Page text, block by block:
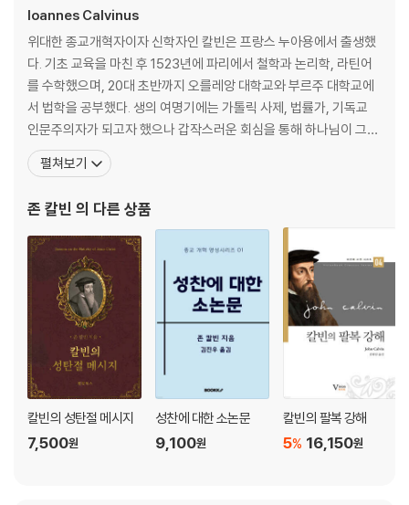
4. 그리스도를 믿는 믿음은 성령의 주요한 작품임
제2장 믿음: 그 정의를 내리고 그 속성을 설명함
De fide: ubi et definitio eius ponitur, et explicantur quae habet
propria
1. 하나님을 믿는 믿음의 대상이신 그리스도
3. 단지 불명확하기만 한 믿음은 없으며 그것은 믿음이 아님
5. 단지 믿음의 준비에 불과한 듯하나 지식이 없지 않은 참된 믿음
6. 말씀을 믿음
7. 그리스도 안에서 하나님의 선하심을 아는 지식에 기초한 믿음
8. 로마 가톨릭이 고안한 ‘형성된 믿음’과 ‘형성되지 않은 믿음’의 허구
9. 사랑이 없는 믿음은 없다
10. 믿음이 아니라 단지 믿음의 모상에 불과한 것
11. 유기된 자들의 일시적인 믿음
12. 곧 사라지고 마는 거짓 믿음
13. 믿음의 여러 의미
15. 확신으로부터 태어나는 믿음
16. 믿음에 따르는 평정
Ioannes Calvinus
위대한 종교개혁자이자 신학자인 칼빈은 프랑스 누아용에서 출생했
다. 기초 교육을 마친 후 1523년에 파리에서 철학과 논리학, 라틴어
를 수학했으며, 20대 초반까지 오를레앙 대학교와 부르주 대학교에
서 법학을 공부했다. 생의 여명기에는 가톨릭 사제, 법률가, 기독교
인문주의자가 되고자 했으나 갑작스러운 회심을 통해 하나님이 그의
마음을 바꾸신 이후부터는 오직 성경만을 유일한 텍스트로 삼아 그것
의 교사, 해석자, 수호자로서 자신에게 부여된 나그네의 삶을 살기 시
을 듣고 로마 가톨릭을 벗어난 그는 파리로부터 피신하여 프
펼쳐보기
존 칼빈 의 다른 상품
칼빈의 성탄절 메시지
7,500원
성찬에 대한 소논문
9,100원
칼빈의 팔복 강해
16,150원
5%